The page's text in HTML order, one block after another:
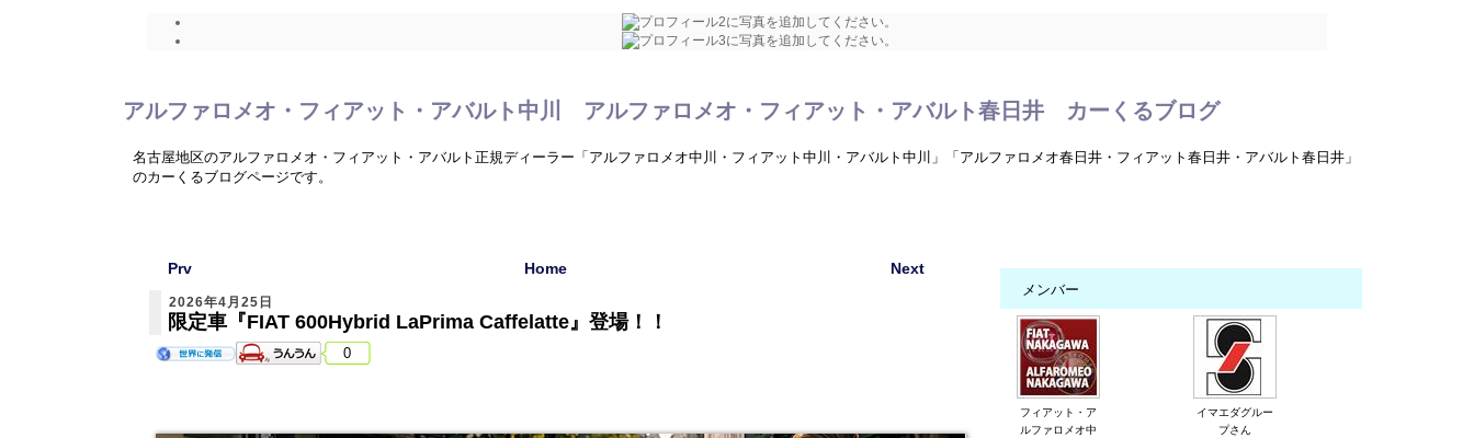
アルファロメオ・フィアット・アバルト中川 アルファロメオ・フィアット・アバルト春日井 カーくるブログ
名古屋地区のアルファロメオ・フィアット・アバルト正規ディーラー「アルファロメオ中川・フィアット中川・アバルト中川」「アルファロメオ春日井・フィアット春日井・アバルト春日井」
のカーくるブログページです。
Next
Prv Home
2026年4月25日
限定車『FIAT 600Hybrid LaPrima Caffelatte』登場！！
0
メンバー
フィアット・ア
ルファロメオ中
イマエダグルー
プさん